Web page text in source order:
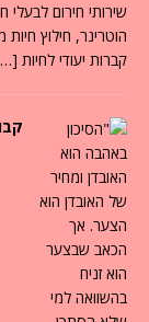
שירותי חירום לבעלי
הוטרינר, חילוץ
קברות יעודי לחיות